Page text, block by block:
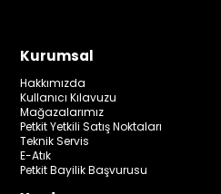
Kurumsal
Hakkımızda
Kullanıcı Kılavuzu
Mağazalarımız
Petkit Yetkili Satış Noktaları
Teknik Servis
E-Atık
Petkit Bayilik Başvurusu